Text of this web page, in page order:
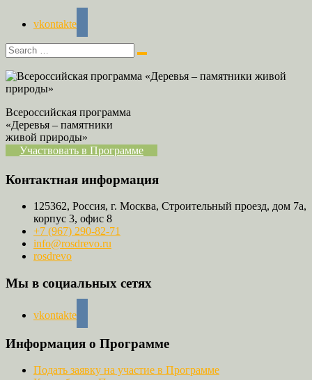
vkontakte
Всероссийская программа
«Деревья – памятники
живой природы»
Участвовать в Программе
Контактная информация
125362, Россия, г. Москва, Строительный проезд, дом 7а,
корпус 3, офис 8
+7 (967) 290-82-71
info@rosdrevo.ru
rosdrevo
Мы в социальных сетях
vkontakte
Информация о Программе
Подать заявку на участие в Программе